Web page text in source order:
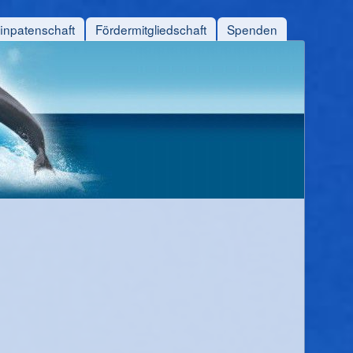
Fördermitgliedschaft Spenden